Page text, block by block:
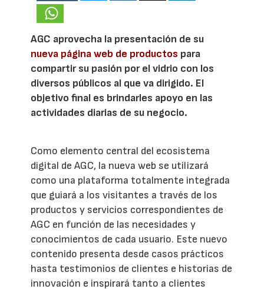
AGC aprovecha la presentación de su
nueva página web de productos para
compartir su pasión por el vidrio con los
diversos públicos al que va dirigido. El
objetivo final es brindarles apoyo en las
actividades diarias de su negocio.
Como elemento central del ecosistema
digital de AGC, la nueva web se utilizará
como una plataforma totalmente integrada
que guiará a los visitantes a través de los
productos y servicios correspondientes de
AGC en función de las necesidades y
conocimientos de cada usuario. Este nuevo
contenido presenta desde casos prácticos
hasta testimonios de clientes e historias de
innovación e inspirará tanto a clientes